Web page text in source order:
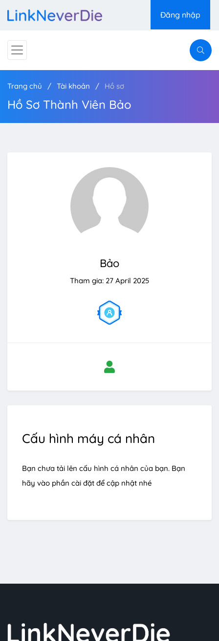
Đăng nhập
Trang chủ Tài khoản Hồ sơ
Hồ Sơ Thành Viên Bảo
Bảo
Tham gia: 27 April 2025
Cấu hình máy cá nhân
Bạn chưa tải lên cấu hình cá nhân của bạn. Bạn
hãy vào phần cài đặt để cập nhật nhé